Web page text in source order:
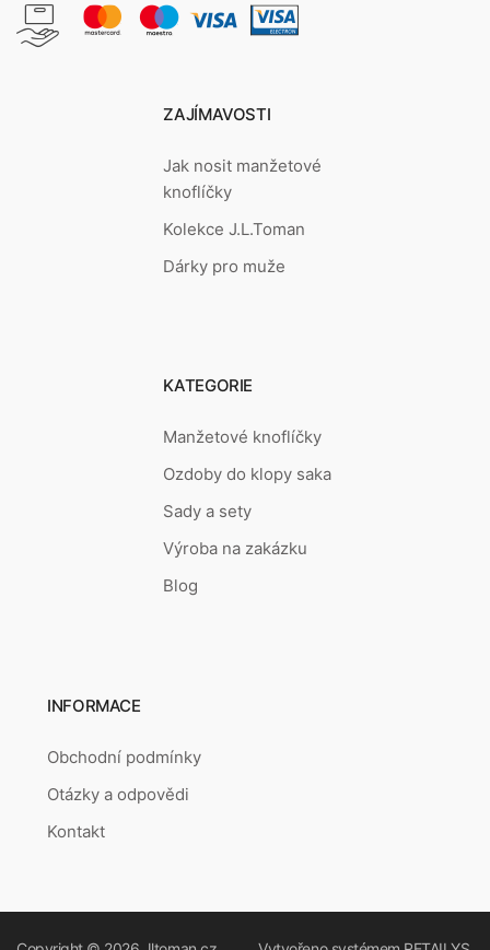
ZAJÍMAVOSTI
Jak nosit manžetové
knoflíčky
Kolekce J.L.Toman
Dárky pro muže
KATEGORIE
Manžetové knoflíčky
Ozdoby do klopy saka
Sady a sety
Výroba na zakázku
Blog
INFORMACE
Obchodní podmínky
Otázky a odpovědi
Kontakt